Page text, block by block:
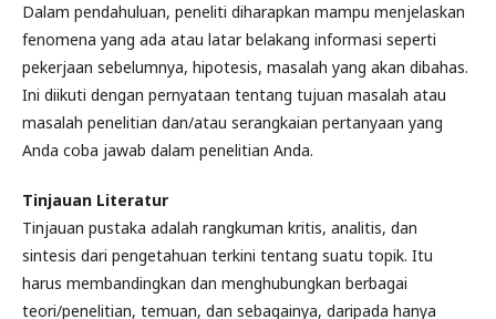
Dalam pendahuluan, peneliti diharapkan mampu menjelaskan
fenomena yang ada atau latar belakang informasi seperti
pekerjaan sebelumnya, hipotesis, masalah yang akan dibahas.
Ini diikuti dengan pernyataan tentang tujuan masalah atau
masalah penelitian dan/atau serangkaian pertanyaan yang
Anda coba jawab dalam penelitian Anda.
Tinjauan Literatur
Tinjauan pustaka adalah rangkuman kritis, analitis, dan
sintesis dari pengetahuan terkini tentang suatu topik. Itu
harus membandingkan dan menghubungkan berbagai
teori/penelitian, temuan, dan sebagainya, daripada hanya